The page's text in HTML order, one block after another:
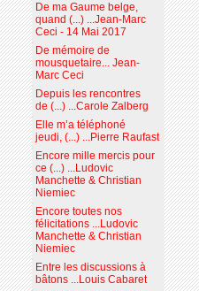
De ma Gaume belge,
quand (...) ...Jean-Marc
Ceci - 14 Mai 2017
De mémoire de
mousquetaire... Jean-
Marc Ceci
Depuis les rencontres
de (...) ...Carole Zalberg
Elle m’a téléphoné
jeudi, (...) ...Pierre Raufast
Encore mille mercis pour
ce (...) ...Ludovic
Manchette & Christian
Niemiec
Encore toutes nos
félicitations ...Ludovic
Manchette & Christian
Niemiec
Entre les discussions à
bâtons ...Louis Cabaret